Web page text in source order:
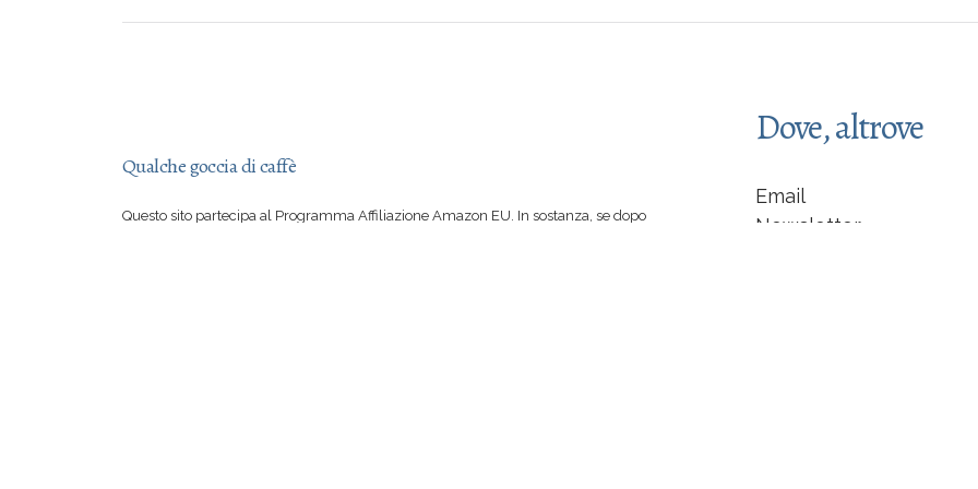
Qualche goccia di caffè
Questo sito partecipa al Programma Affiliazione Amazon EU. In sostanza, se dopo
Dove, altrove
Email
Newsletter